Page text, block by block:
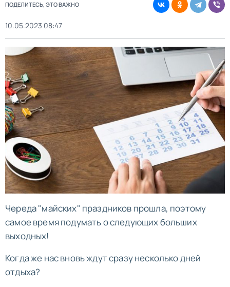
ПОДЕЛИТЕСЬ, ЭТО ВАЖНО
10.05.2023 08:47
Череда "майских" праздников прошла, поэтому
самое время подумать о следующих больших
выходных!
Когда же нас вновь ждут сразу несколько дней
отдыха?